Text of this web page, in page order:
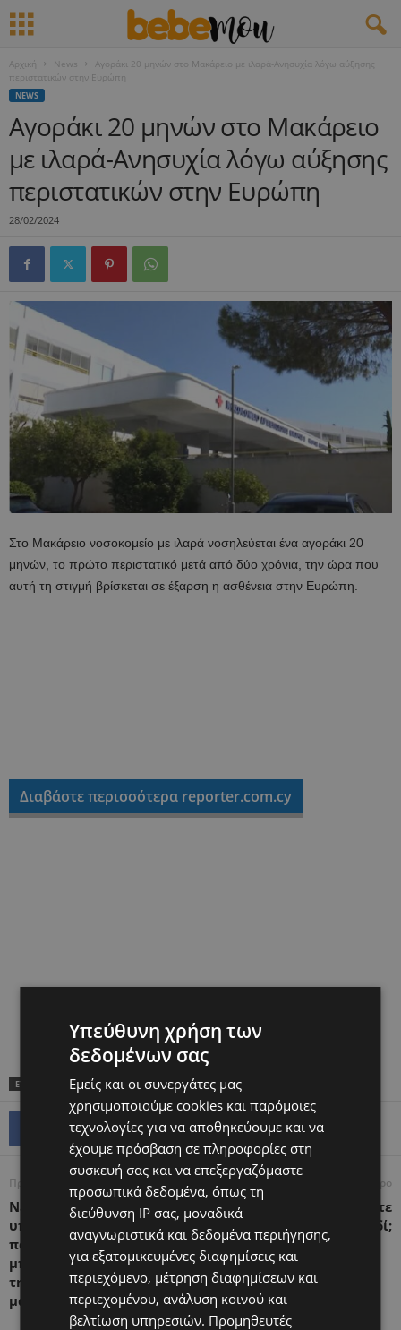
Αρχική News
Αγοράκι 20 μηνών στο Μακάρειο με ιλαρά-Ανησυχία λόγω αύξησης
περιστατικών στην Ευρώπη
NEWS
Αγοράκι 20 μηνών στο Μακάρειο
με ιλαρά-Ανησυχία λόγω αύξησης
περιστατικών στην Ευρώπη
28/02/2024
Στο Μακάρειο νοσοκομείο με ιλαρά νοσηλεύεται ένα αγοράκι 20
μηνών, το πρώτο περιστατικό μετά από δύο χρόνια, την ώρα που
αυτή τη στιγμή βρίσκεται σε έξαρση η ασθένεια στην Ευρώπη.
Διαβάστε περισσότερα reporter.com.cy
ΕΤΙΚΕΤΕΣ TOP
Προηγούμενο άρθρο
Νέα μελέτη δείχνει ότι η
υποστηρικτική σχέση
παππούδων/γιαγιάδων
μπορούν να ωφελήσουν
την ψυχική υγεία των
μαμάδων
Επόμενο άρθρο
Γονείς: Μήπως μεταφέρετε
το άγχος σας στο παιδί;
Υπεύθυνη χρήση των
δεδομένων σας
Εμείς και οι συνεργάτες μας
χρησιμοποιούμε cookies και παρόμοιες
τεχνολογίες για να αποθηκεύουμε και να
έχουμε πρόσβαση σε πληροφορίες στη
συσκευή σας και να επεξεργαζόμαστε
προσωπικά δεδομένα, όπως τη
διεύθυνση IP σας, μοναδικά
αναγνωριστικά και δεδομένα περιήγησης,
για εξατομικευμένες διαφημίσεις και
περιεχόμενο, μέτρηση διαφημίσεων και
περιεχομένου, ανάλυση κοινού και
βελτίωση υπηρεσιών. Προμηθευτές